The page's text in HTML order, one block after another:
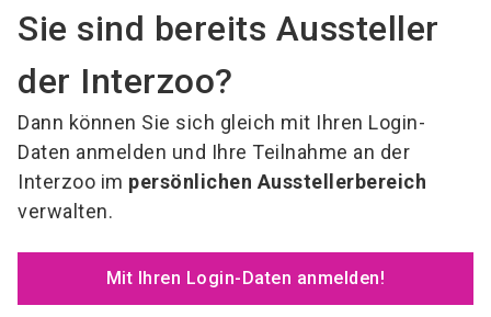
Sie sind bereits Aussteller
der Interzoo?
Dann können Sie sich gleich mit Ihren Login-
Daten anmelden und Ihre Teilnahme an der
Interzoo im persönlichen Ausstellerbereich
verwalten.
Mit Ihren Login-Daten anmelden!